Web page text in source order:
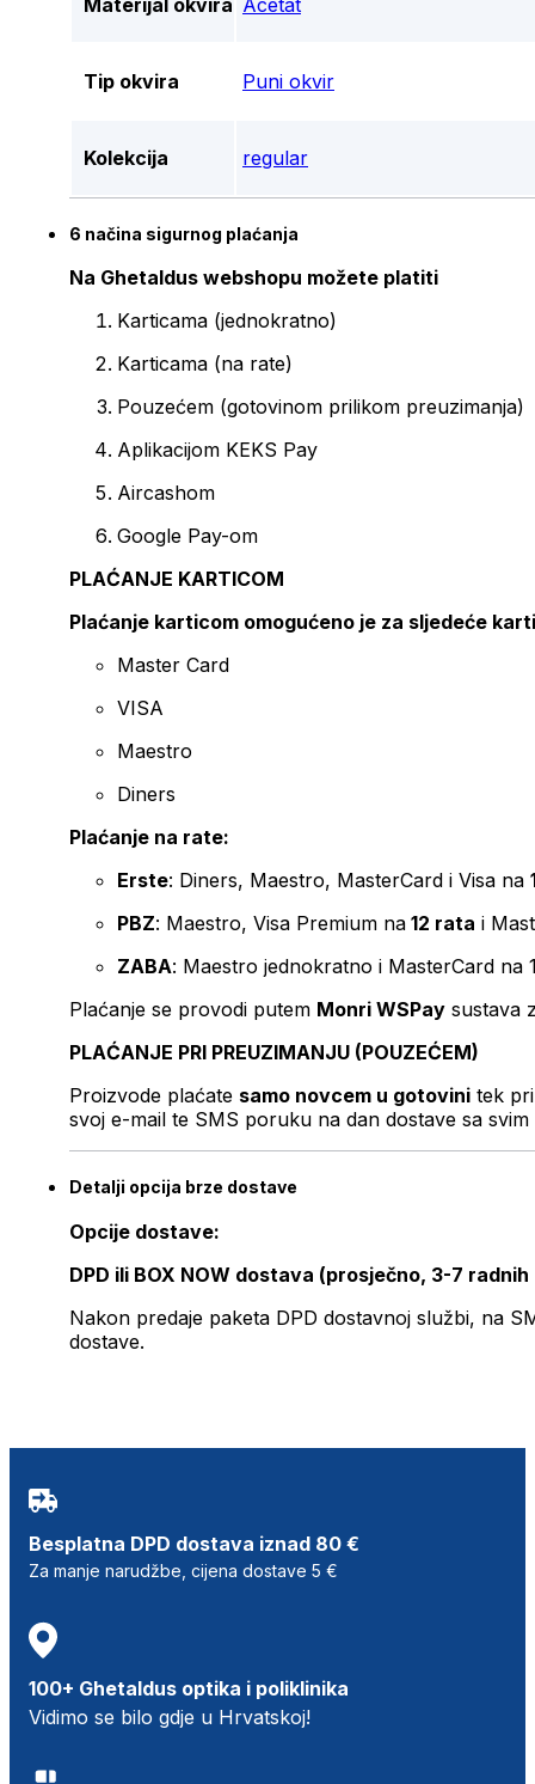
Materijal okvira Acetat
Tip okvira Puni okvir
Kolekcija regular
6 načina sigurnog plaćanja
Na Ghetaldus webshopu možete platiti
Karticama (jednokratno)
Karticama (na rate)
Pouzećem (gotovinom prilikom preuzimanja)
Aplikacijom KEKS Pay
Aircashom
Google Pay-om
PLAĆANJE KARTICOM
Plaćanje karticom omogućeno je za sljedeće
Master Card
VISA
Maestro
Diners
Plaćanje na rate:
Erste: Diners, Maestro, MasterCard i Visa na
PBZ: Maestro, Visa Premium na 12 rata i
ZABA: Maestro jednokratno i MasterCard na
Plaćanje se provodi putem Monri WSPay sustava
PLAĆANJE PRI PREUZIMANJU (POUZEĆEM)
Proizvode plaćate samo novcem u gotovini tek
svoj e-mail te SMS poruku na dan dostave sa svim
Detalji opcija brze dostave
Opcije dostave:
DPD ili BOX NOW dostava (prosječno, 3-7 radnih
Nakon predaje paketa DPD dostavnoj službi, na
dostave.
Besplatna DPD dostava iznad 80 €
Za manje narudžbe, cijena dostave 5 €
100+ Ghetaldus optika i poliklinika
Vidimo se bilo gdje u Hrvatskoj!